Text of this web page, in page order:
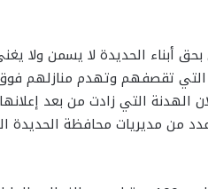
أبناء الحديدة لا يسمن ولا
التي تقصفهم وتهدم منازلهم
الهدنة التي زادت من بعد
من مديريات محافظة الحديدة